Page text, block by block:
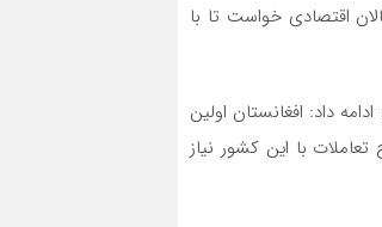
اقتصادی خواست تا با
داد: افغانستان اولین
با این کشور نیاز